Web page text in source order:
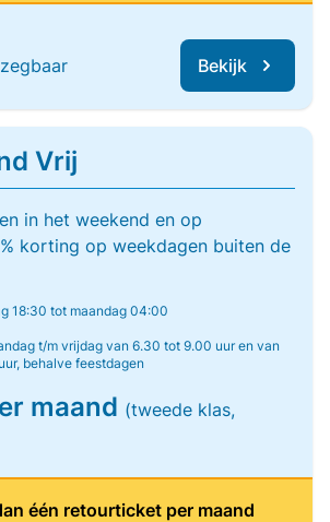
Bekijk
Vrij
in het weekend en op
korting op weekdagen buiten de
18:30 tot maandag 04:00
t/m vrijdag van 6.30 tot 9.00 uur en van
behalve feestdagen
maand (tweede klas,
één retourticket per maand